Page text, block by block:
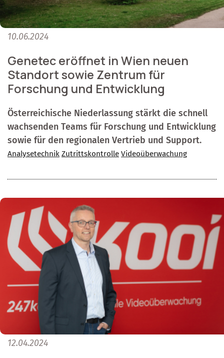
10.06.2024
Genetec eröffnet in Wien neuen
Standort sowie Zentrum für
Forschung und Entwicklung
Österreichische Niederlassung stärkt die schnell
wachsenden Teams für Forschung und Entwicklung
sowie für den regionalen Vertrieb und Support.
Analysetechnik Zutrittskontrolle Videoüberwachung
12.04.2024